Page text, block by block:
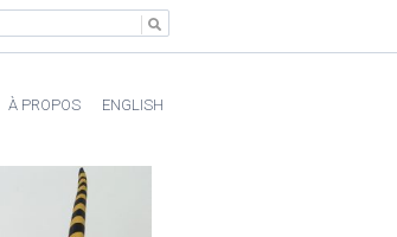
À PROPOS ENGLISH